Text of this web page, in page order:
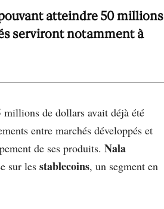
atteindre 50 millions
serviront notamment à
millions de dollars avait déjà été
entre marchés développés et
de ses produits.Nala
sur lesstablecoins, un segment en